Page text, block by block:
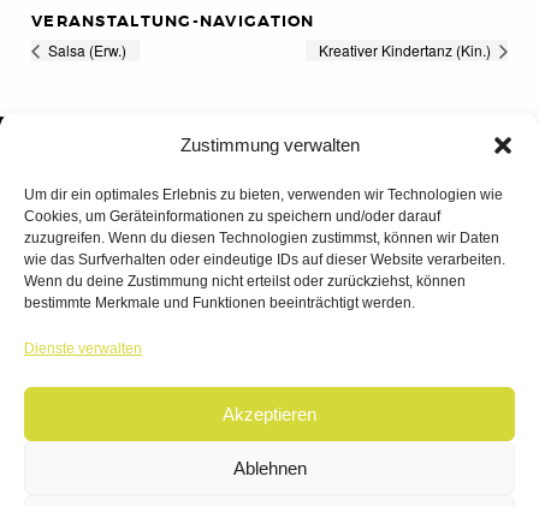
Zustimmung verwalten
Um dir ein optimales Erlebnis zu bieten, verwenden wir Technologien wie
Cookies, um Geräteinformationen zu speichern und/oder darauf
zuzugreifen. Wenn du diesen Technologien zustimmst, können wir Daten
wie das Surfverhalten oder eindeutige IDs auf dieser Website verarbeiten.
Wenn du deine Zustimmung nicht erteilst oder zurückziehst, können
bestimmte Merkmale und Funktionen beeinträchtigt werden.
Dienste verwalten
Akzeptieren
Ablehnen
VERANSTALTUNG-NAVIGATION
Salsa (Erw.) Kreativer Kindertanz (Kin.)
© 2026 | TANZWERK
DATENSCHUTZ